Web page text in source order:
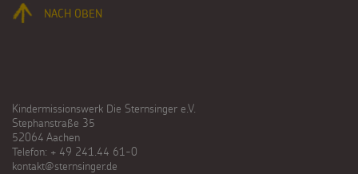
NACH OBEN
Kindermissionswerk Die Sternsinger e.V.
Stephanstraße 35
52064 Aachen
Telefon: + 49 241.44 61-0
kontakt@sternsinger.de